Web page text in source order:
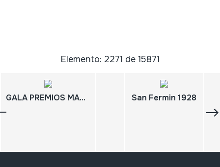
Elemento: 2271 de 15871
GALA PREMIOS MAX; TEATRO ARRIAGA BILBAO San Fermin 1928